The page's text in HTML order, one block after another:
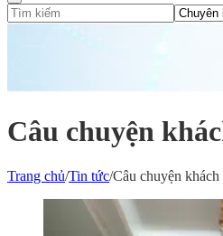
Câu chuyện
Trang chủ/Tin tức/Câu chuyện khách